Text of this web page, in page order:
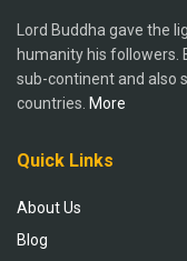
Lord Buddha gave the
humanity his followers.
sub-continent and also
countries. More
Quick Links
About Us
Blog